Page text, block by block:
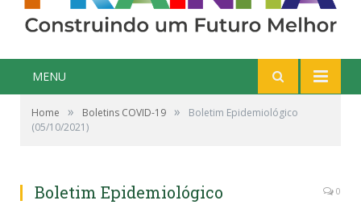
MENU
Home » Boletins COVID-19 »
Boletim Epidemiológico
(05/10/2021)
Boletim Epidemiológico
0